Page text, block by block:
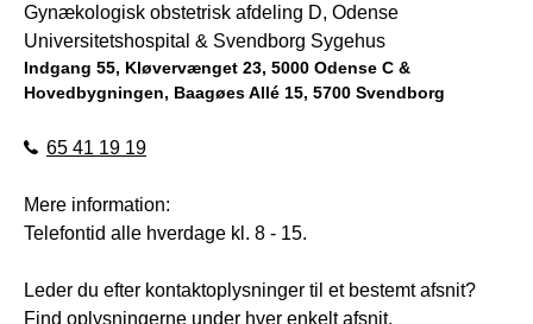
Gynækologisk obstetrisk afdeling D, Odense
Universitetshospital & Svendborg Sygehus
Indgang 55, Kløvervænget 23, 5000 Odense C &
Hovedbygningen, Baagøes Allé 15, 5700 Svendborg
65 41 19 19
Mere information:
Telefontid alle hverdage kl. 8 - 15.
Leder du efter kontaktoplysninger til et bestemt afsnit?
Find oplysningerne under hver enkelt afsnit.